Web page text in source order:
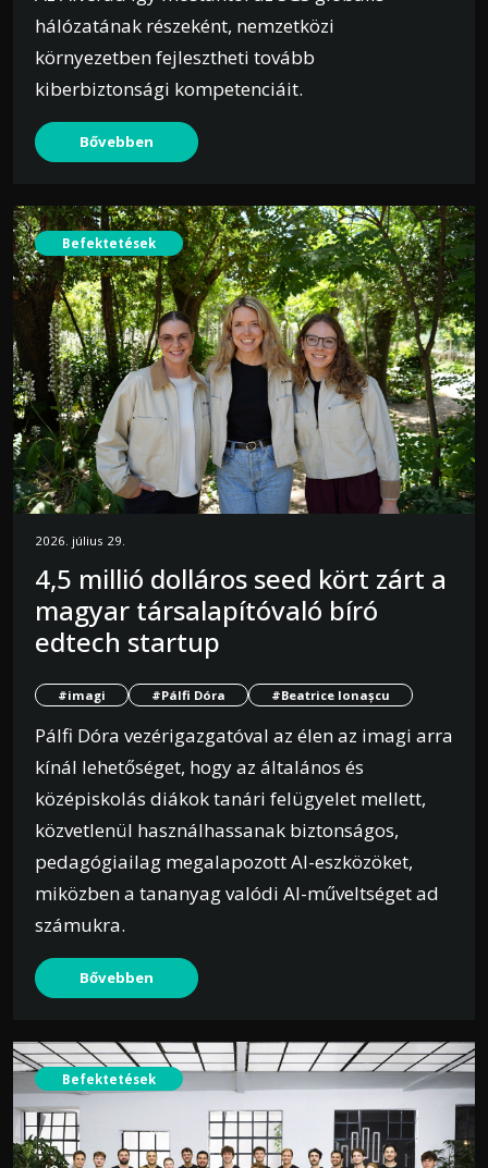
hálózatának részeként, nemzetközi
környezetben fejlesztheti tovább
kiberbiztonsági kompetenciáit.
Bővebben
Befektetések
2026. július 29.
4,5 millió dolláros seed kört zárt a
magyar társalapítóvaló bíró
edtech startup
#imagi #Pálfi Dóra #Beatrice Ionașcu
Pálfi Dóra vezérigazgatóval az élen az imagi arra
kínál lehetőséget, hogy az általános és
középiskolás diákok tanári felügyelet mellett,
közvetlenül használhassanak biztonságos,
pedagógiailag megalapozott AI-eszközöket,
miközben a tananyag valódi AI-műveltséget ad
számukra.
Bővebben
Befektetések